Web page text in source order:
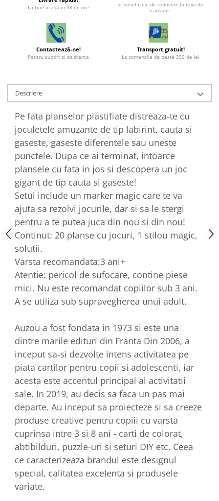
La tine acasă in 48 de ore
şi beneficiezi de reducere la taxa de
transport.
Contactează-ne!
Pentru suport si asistenta
Transport gratuit!
La comenzile de peste 350 de lei
Descriere
Pe fata planselor plastifiate distreaza-te cu
joculetele amuzante de tip labirint, cauta si
gaseste, gaseste diferentele sau uneste
punctele. Dupa ce ai terminat, intoarce
plansele cu fata in jos si descopera un joc
gigant de tip cauta si gaseste!
Setul include un marker magic care te va
ajuta sa rezolvi jocurile, dar si sa le stergi
pentru a te putea juca din nou si din nou!
Continut: 20 planse cu jocuri, 1 stilou magic,
solutii.
Varsta recomandata:3 ani+
Atentie: pericol de sufocare, contine piese
mici. Nu este recomandat copiilor sub 3 ani.
A se utiliza sub supravegherea unui adult.
Auzou a fost fondata in 1973 si este una
dintre marile edituri din Franta Din 2006, a
inceput sa-si dezvolte intens activitatea pe
piata cartilor pentru copii si adolescenti, iar
acesta este accentul principal al activitatii
sale. In 2019, au decis sa faca un pas mai
departe. Au inceput sa proiecteze si sa creeze
produse creative pentru copiii cu varsta
cuprinsa intre 3 si 8 ani - carti de colorat,
abtibilduri, puzzle-uri si seturi DIY etc. Ceea
ce caracterizeaza brandul este designul
special, calitatea excelenta si produsele
variate.